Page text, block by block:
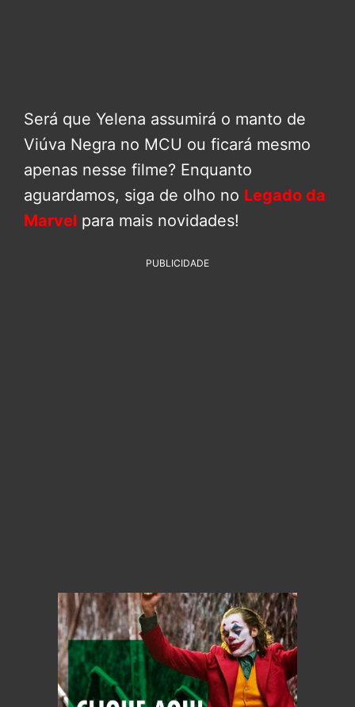
Será que Yelena assumirá o manto de
Viúva Negra no MCU ou ficará mesmo
apenas nesse filme? Enquanto
aguardamos, siga de olho no Legado da
Marvel para mais novidades!
PUBLICIDADE